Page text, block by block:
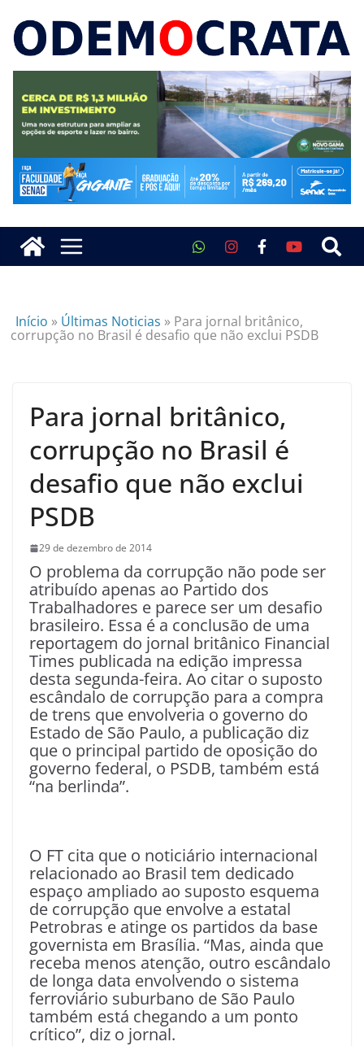
Início » Últimas Noticias » Para jornal britânico,
corrupção no Brasil é desafio que não exclui PSDB
Para jornal britânico,
corrupção no Brasil é
desafio que não exclui
PSDB
29 de dezembro de 2014
O problema da corrupção não pode ser
atribuído apenas ao Partido dos
Trabalhadores e parece ser um desafio
brasileiro. Essa é a conclusão de uma
reportagem do jornal britânico Financial
Times publicada na edição impressa
desta segunda-feira. Ao citar o suposto
escândalo de corrupção para a compra
de trens que envolveria o governo do
Estado de São Paulo, a publicação diz
que o principal partido de oposição do
governo federal, o PSDB, também está
“na berlinda”.
O FT cita que o noticiário internacional
relacionado ao Brasil tem dedicado
espaço ampliado ao suposto esquema
de corrupção que envolve a estatal
Petrobras e atinge os partidos da base
governista em Brasília. “Mas, ainda que
receba menos atenção, outro escândalo
de longa data envolvendo o sistema
ferroviário suburbano de São Paulo
também está chegando a um ponto
crítico”, diz o jornal.